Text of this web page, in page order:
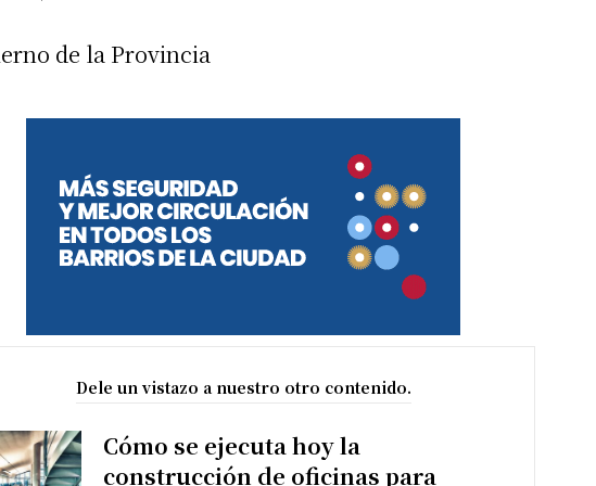
de la Provincia
Dele un vistazo a nuestro otro contenido.
Cómo se ejecuta hoy la
construcción de oficinas para